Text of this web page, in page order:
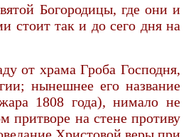
Богородицы, где они и
стоит так и до сего дня на
от храма Гроба Господня,
нынешнее его название
1808 года), нимало не
притворе на стене противу